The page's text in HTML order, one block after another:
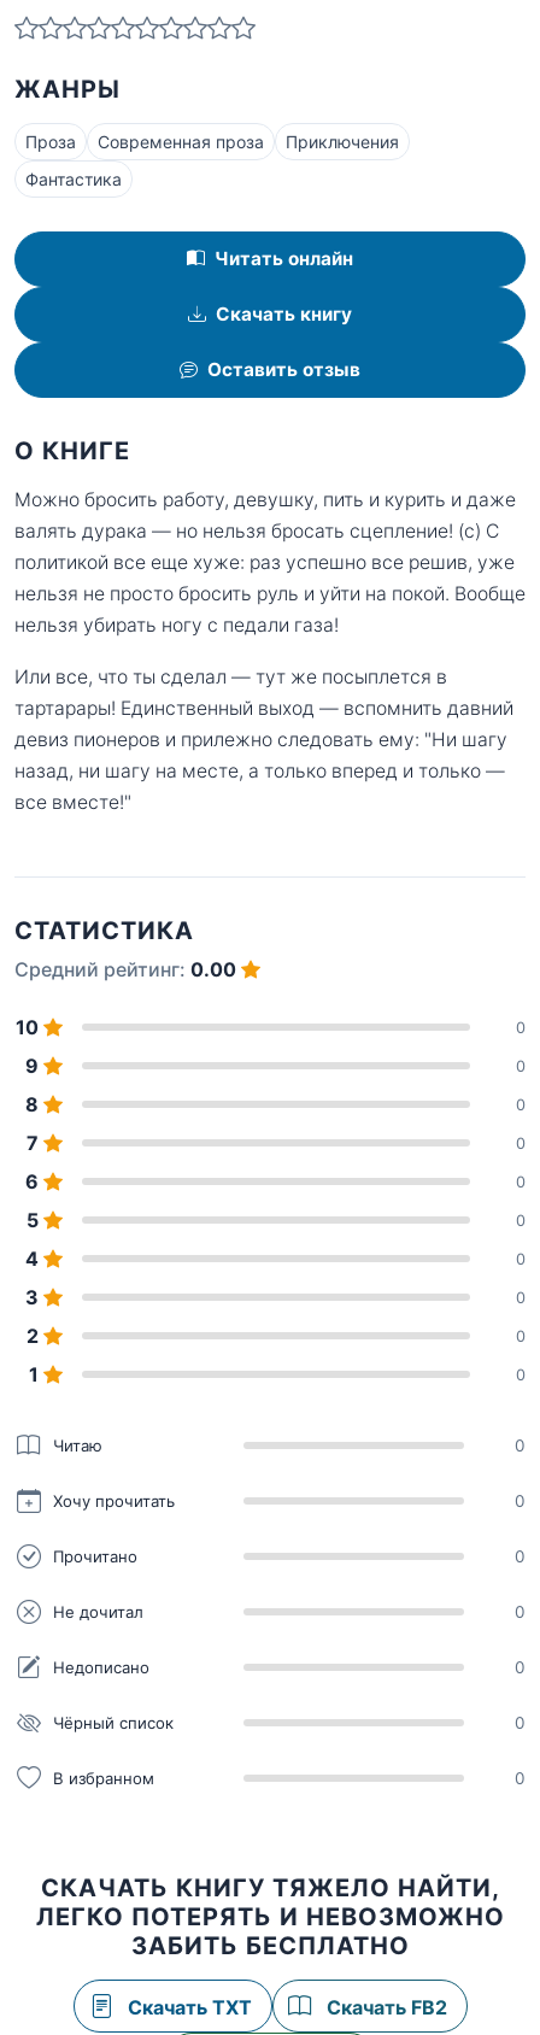
ЖАНРЫ
Проза Современная проза
Приключения
Фантастика
Читать онлайн
Скачать книгу
Оставить отзыв
О КНИГЕ
Можно бросить работу, девушку, пить и курить и даже
валять дурака — но нельзя бросать сцепление! (с) С
политикой все еще хуже: раз успешно все решив, уже
нельзя не просто бросить руль и уйти на покой. Вообще
нельзя убирать ногу с педали газа!
Или все, что ты сделал — тут же посыплется в
тартарары! Единственный выход — вспомнить давний
девиз пионеров и прилежно следовать ему: "Ни шагу
назад, ни шагу на месте, а только вперед и только —
все вместе!"
СТАТИСТИКА
Средний рейтинг: 0.00
10 0
9 0
8 0
7 0
6 0
5 0
4 0
3 0
2 0
1 0
Читаю 0
Хочу прочитать 0
Прочитано 0
Не дочитал 0
Недописано 0
Чёрный список 0
В избранном 0
СКАЧАТЬ КНИГУ ТЯЖЕЛО НАЙТИ,
ЛЕГКО ПОТЕРЯТЬ И НЕВОЗМОЖНО
ЗАБИТЬ БЕСПЛАТНО
Скачать TXT Скачать FB2